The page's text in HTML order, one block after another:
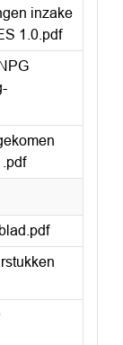
inzake
1.0.pdf